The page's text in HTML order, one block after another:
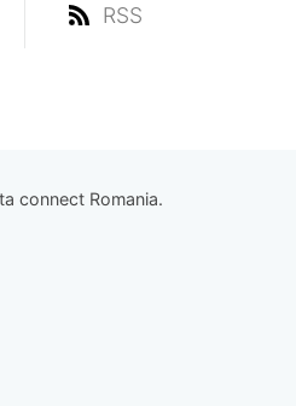
RSS
connect Romania.